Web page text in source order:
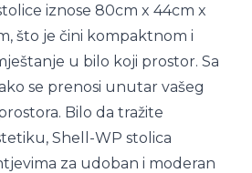
iznose 80cm x 44cm x
što je čini kompaktnom i
u bilo koji prostor. Sa
se prenosi unutar vašeg
Bilo da tražite
Shell-WP stolica
za udoban i moderan